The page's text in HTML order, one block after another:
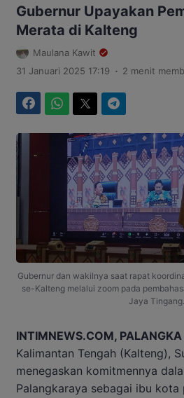
Gubernur Upayakan
Merata di Kalteng
Maulana Kawit
31 Januari 2025 17:19 . 2 menit
Gubernur dan wakilnya saat rapat
se-Kalteng melalui zoom pada
Jaya Tingang.
INTIMNEWS.COM, PALANGKA
Kalimantan Tengah (Kalteng),
menegaskan komitmennya
Palangkaraya sebagai ibu kota